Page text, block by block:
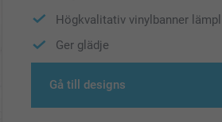
Högkvalitativ vinylbanner
Ger glädje
Gå till designs